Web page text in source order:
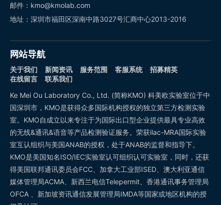
邮件：kmo@kmolab.com
地址：深圳市福田区深南中路3027号汇商中心2013-2016
网站导航
关于我们 新闻资讯 服务范围 客服系统
招募精英
在线留言
联系我们
Ke Mei Ou Laboratory Co., Ltd. (简称KMO) 科美欧实验室位于中
国深圳市，KMO是获得众多国际机构授权的独立第三方检测实验
室。KMO自成立以来专注于为国际出口型企业提供最具专业高效
的无线&通讯&语音等产品检测验证服务。荣获ilac-MRA国际实验
室互认组织与美国ANAB的授权，处于ANAB的监督和指导下。
KMO是美国知名ISO/IEC实验室认可组织认可实验室，同时，还获
得美国联邦通讯委员会FCC、加拿大工业部ISED、澳大利亚通信
媒体管理局ACMA、新西兰电信Telepermit、香港通讯事务管理局
OFCA 、新加坡资讯通信发展管理局IMDA等国家或地区机构的授